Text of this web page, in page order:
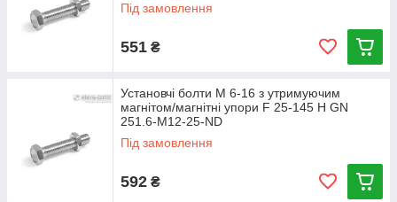
Під замовлення
551 ₴
Установчі болти М 6-16 з утримуючим
магнітом/магнітні упори F 25-145 Н GN
251.6-M12-25-ND
Під замовлення
592 ₴